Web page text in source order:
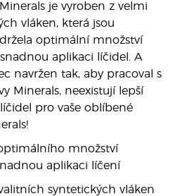
je vyroben z velmi
vláken, která jsou
optimální množství
aplikaci líčidel. A
navržen tak, aby pracoval s
Minerals, neexistují lepší
pro vaše oblíbené
množství
aplikaci líčení
syntetických vláken